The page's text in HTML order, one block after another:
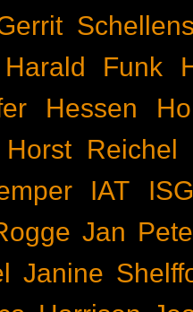
Harald Funk
Hessen
Horst Reichel
IAT
Jan
Janine